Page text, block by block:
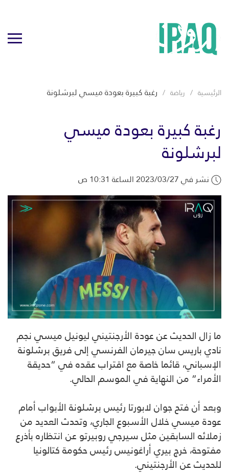
الرئيسية رياضة رغبة كبيرة بعودة ميسي لبرشلونة
رغبة كبيرة بعودة ميسي
لبرشلونة
نشر في 2023/03/27 الساعة 10:31 ص
ما زال الحديث عن عودة الأرجنتيني ليونيل ميسي نجم
نادي باريس سان جيرمان الفرنسي إلى فريق برشلونة
الإسباني، قائما خاصة مع اقتراب عقده في “حديقة
الأمراء” من النهاية في الموسم الحالي.
وبعد أن فتح جوان لابورتا رئيس برشلونة الأبواب أمام
عودة ميسي خلال الأسبوع الجاري، وتحدث العديد من
زملائه السابقين مثل سيرجي روبيرتو عن انتظاره بأذرع
مفتوحة، خرج بيري أراغونيس رئيس حكومة كتالونيا
للحديث عن الأرجنتيني.